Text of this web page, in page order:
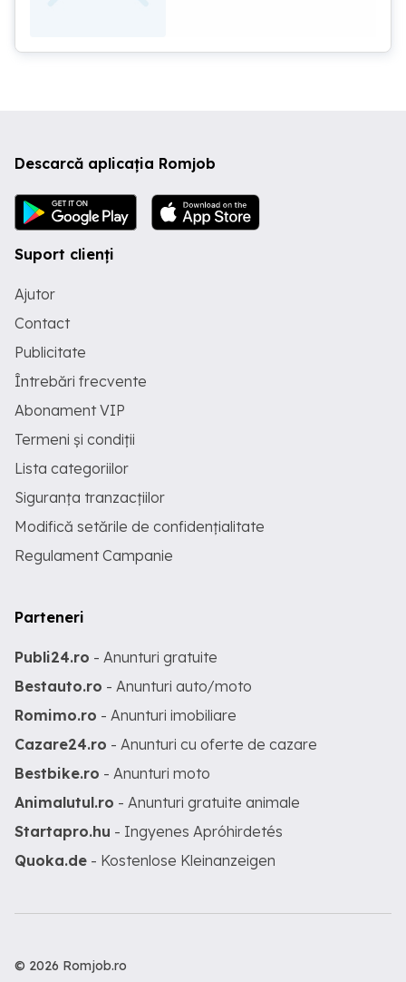
Descarcă aplicația Romjob
Suport clienți
Ajutor
Contact
Publicitate
Întrebări frecvente
Abonament VIP
Termeni și condiții
Lista categoriilor
Siguranța tranzacțiilor
Modifică setările de confidențialitate
Regulament Campanie
Parteneri
Publi24.ro - Anunturi gratuite
Bestauto.ro - Anunturi auto/moto
Romimo.ro - Anunturi imobiliare
Cazare24.ro - Anunturi cu oferte de cazare
Bestbike.ro - Anunturi moto
Animalutul.ro - Anunturi gratuite animale
Startapro.hu - Ingyenes Apróhirdetés
Quoka.de - Kostenlose Kleinanzeigen
© 2026 Romjob.ro